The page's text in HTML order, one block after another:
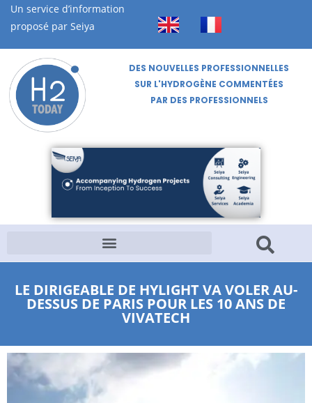
Un service d’information
proposé par Seiya
DES NOUVELLES PROFESSIONNELLES
SUR L'HYDROGÈNE COMMENTÉES
PAR DES PROFESSIONNELS
LE DIRIGEABLE DE HYLIGHT VA VOLER AU-
DESSUS DE PARIS POUR LES 10 ANS DE
VIVATECH